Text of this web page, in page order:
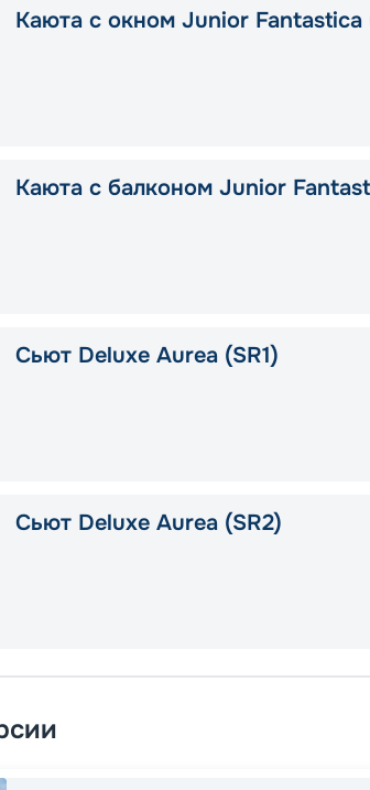
Каюта с окном Junior Fantastica
Каюта с балконом Junior
Сьют Deluxe Aurea (SR1)
Сьют Deluxe Aurea (SR2)